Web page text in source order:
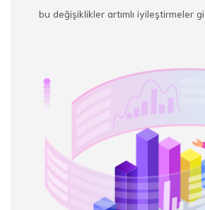
bu değişiklikler artımlı iyileştirmeler gi...